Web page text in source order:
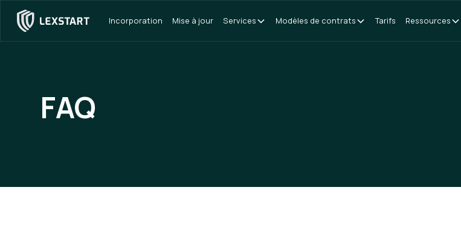
Incorporation Mise à jour Services Modèles de contrats Tarifs Ressources
FAQ